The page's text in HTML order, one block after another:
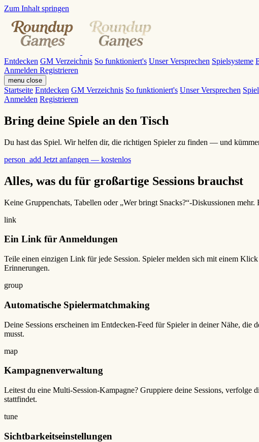
Zum Inhalt springen
Entdecken GM Verzeichnis So funktioniert's Unser Versprechen Spielsysteme
Anmelden Registrieren
menu close
Startseite Entdecken GM Verzeichnis So funktioniert's Unser Versprechen
Anmelden Registrieren
Bring deine Spiele an den Tisch
Du hast das Spiel. Wir helfen dir, die richtigen Spieler zu finden — und
person_add Jetzt anfangen — kostenlos
Alles, was du für großartige Sessions brauchst
Keine Gruppenchats, Tabellen oder „Wer bringt Snacks?“-Diskussionen mehr.
link
Ein Link für Anmeldungen
Teile einen einzigen Link für jede Session. Spieler melden sich mit einem
Erinnerungen.
group
Automatische Spielermatchmaking
Deine Sessions erscheinen im Entdecken-Feed für Spieler in deiner Nähe,
musst.
map
Kampagnenverwaltung
Leitest du eine Multi-Session-Kampagne? Gruppiere deine Sessions, verfolge
stattfindet.
tune
Sichtbarkeitseinstellungen